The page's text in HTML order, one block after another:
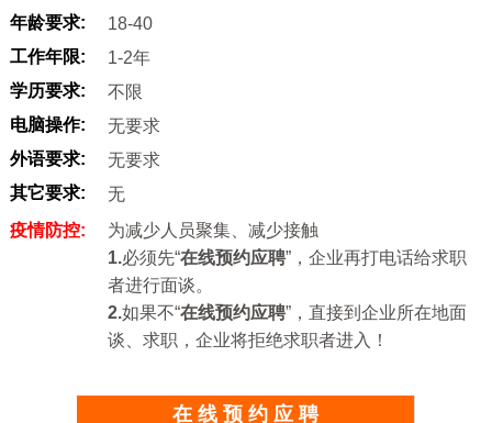
年龄要求:
18-40
工作年限:
1-2年
学历要求:
不限
电脑操作:
无要求
外语要求:
无要求
其它要求:
无
疫情防控:
为减少人员聚集、减少接触
1.必须先“在线预约应聘”，企业再打电话给求职
者进行面谈。
2.如果不“在线预约应聘”，直接到企业所在地面
谈、求职，企业将拒绝求职者进入！
在 线 预 约 应 聘